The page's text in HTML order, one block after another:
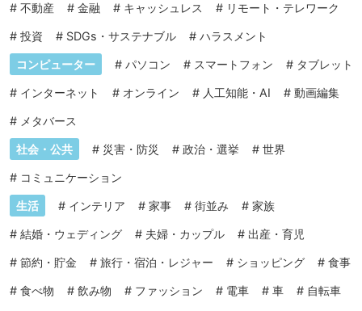
# 不動産 # 金融 # キャッシュレス # リモート・テレワーク
# 投資 # SDGs・サステナブル # ハラスメント
コンピューター # パソコン # スマートフォン # タブレット
# インターネット # オンライン # 人工知能・AI # 動画編集
# メタバース
社会・公共 # 災害・防災 # 政治・選挙 # 世界
# コミュニケーション
生活 # インテリア # 家事 # 街並み # 家族
# 結婚・ウェディング # 夫婦・カップル # 出産・育児
# 節約・貯金 # 旅行・宿泊・レジャー # ショッピング # 食事
# 食べ物 # 飲み物 # ファッション # 電車 # 車 # 自転車